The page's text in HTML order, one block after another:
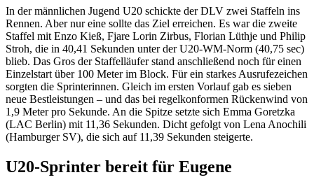
In der männlichen Jugend U20 schickte der DLV zwei Staffeln ins
Rennen. Aber nur eine sollte das Ziel erreichen. Es war die zweite
Staffel mit Enzo Kieß, Fjare Lorin Zirbus, Florian Lüthje und Philip
Stroh, die in 40,41 Sekunden unter der U20-WM-Norm (40,75 sec)
blieb. Das Gros der Staffelläufer stand anschließend noch für einen
Einzelstart über 100 Meter im Block. Für ein starkes Ausrufezeichen
sorgten die Sprinterinnen. Gleich im ersten Vorlauf gab es sieben
neue Bestleistungen – und das bei regelkonformen Rückenwind von
1,9 Meter pro Sekunde. An die Spitze setzte sich Emma Goretzka
(LAC Berlin) mit 11,36 Sekunden. Dicht gefolgt von Lena Anochili
(Hamburger SV), die sich auf 11,39 Sekunden steigerte.
U20-Sprinter bereit für Eugene